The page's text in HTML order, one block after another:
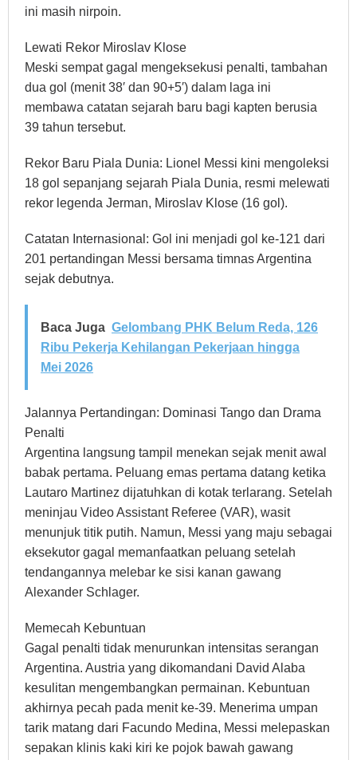
ini masih nirpoin.
Lewati Rekor Miroslav Klose
Meski sempat gagal mengeksekusi penalti, tambahan
dua gol (menit 38′ dan 90+5′) dalam laga ini
membawa catatan sejarah baru bagi kapten berusia
39 tahun tersebut.
Rekor Baru Piala Dunia: Lionel Messi kini mengoleksi
18 gol sepanjang sejarah Piala Dunia, resmi melewati
rekor legenda Jerman, Miroslav Klose (16 gol).
Catatan Internasional: Gol ini menjadi gol ke-121 dari
201 pertandingan Messi bersama timnas Argentina
sejak debutnya.
Baca Juga Gelombang PHK Belum Reda, 126
Ribu Pekerja Kehilangan Pekerjaan hingga
Mei 2026
Jalannya Pertandingan: Dominasi Tango dan Drama
Penalti
Argentina langsung tampil menekan sejak menit awal
babak pertama. Peluang emas pertama datang ketika
Lautaro Martinez dijatuhkan di kotak terlarang. Setelah
meninjau Video Assistant Referee (VAR), wasit
menunjuk titik putih. Namun, Messi yang maju sebagai
eksekutor gagal memanfaatkan peluang setelah
tendangannya melebar ke sisi kanan gawang
Alexander Schlager.
Memecah Kebuntuan
Gagal penalti tidak menurunkan intensitas serangan
Argentina. Austria yang dikomandani David Alaba
kesulitan mengembangkan permainan. Kebuntuan
akhirnya pecah pada menit ke-39. Menerima umpan
tarik matang dari Facundo Medina, Messi melepaskan
sepakan klinis kaki kiri ke pojok bawah gawang